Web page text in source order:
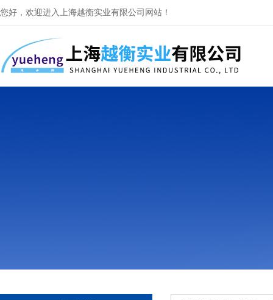
您好，欢迎进入上海越衡实业有限公司网站！